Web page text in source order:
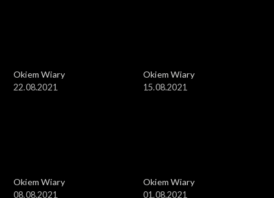
Okiem Wiary
22.08.2021
Okiem Wiary
15.08.2021
Okiem Wiary
08.08.2021
Okiem Wiary
01.08.2021